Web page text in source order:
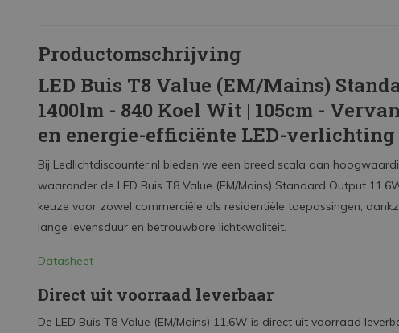
Productomschrijving
LED Buis T8 Value (EM/Mains)
1400lm - 840 Koel Wit | 105cm -
en energie-efficiënte LED-verlichting
Bij Ledlichtdiscounter.nl bieden we een breed scala aan
waaronder de LED Buis T8 Value (EM/Mains) Standard Output
keuze voor zowel commerciële als residentiële toepassingen,
lange levensduur en betrouwbare lichtkwaliteit.
Datasheet
Direct uit voorraad leverbaar
De LED Buis T8 Value (EM/Mains) 11.6W is direct uit voorraad